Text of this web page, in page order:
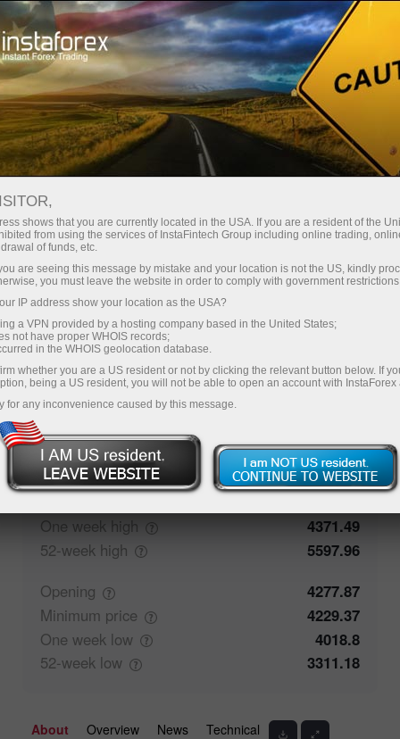
Dành cho Nhà giao dịch
Điều kiện giao dịch
GOLD
4342.46 (%) 07 Aug 2026 20:59
Buy
4342.46
4341.66
Traders' feedback
Closing
4277.81
One week high
4371.49
52-week high
5597.96
Opening
4277.87
Minimum price
4229.37
One week low
4018.8
52-week low 3311.18
About Overview News Technical
shows that you are currently located in the USA. If you are a resident of the
from using the services of InstaFintech Group including online trading,
of funds, etc.
are seeing this message by mistake and your location is not the US, kindly
you must leave the website in order to comply with government
IP address show your location as the USA?
a VPN provided by a hosting company based in the United States;
not have proper WHOIS records;
in the WHOIS geolocation database.
whether you are a US resident or not by clicking the relevant button below. If
being a US resident, you will not be able to open an account with InstaForex
for any inconvenience caused by this message.